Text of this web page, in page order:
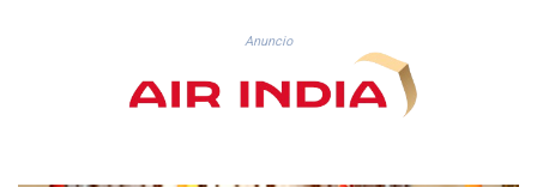
AZN 1.97002
BAM 1.955776
BBD 2.321671
BDT 142.688227
Anuncio